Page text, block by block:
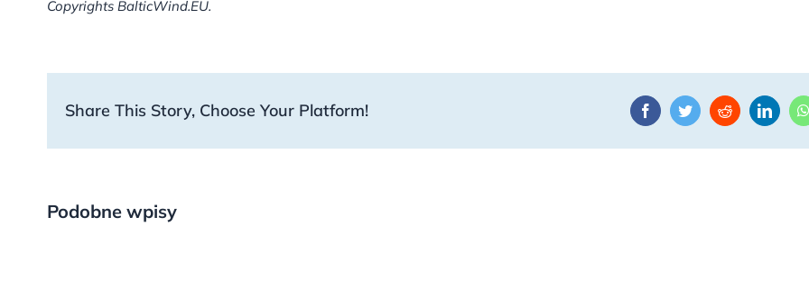
Copyrights BalticWind.EU.
Share This Story, Choose Your Platform! FacebookTwitterReddit
Podobne wpisy